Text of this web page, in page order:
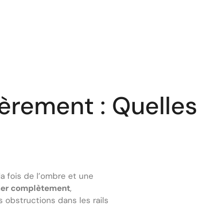
: Quelles
fois de l’ombre et une
complètement,
obstructions dans les rails